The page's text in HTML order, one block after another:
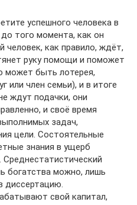
успешного человека в
того момента, как он
человек, как правило, ждёт,
руку помощи и поможет
может быть лотерея,
или член семьи), и в итоге
ждут подачки, они
и своё время
задач,
цели. Состоятельные
знания в ущерб
богатства можно, лишь
диссертацию.
свой капитал,